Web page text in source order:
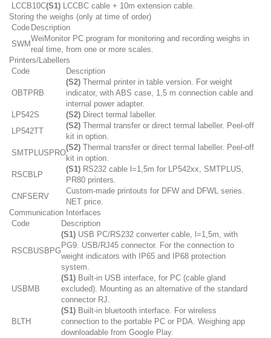
LCCB10C(S1) LCCBC cable + 10m extension cable.
Storing the weighs (only at time of order)
Code Description
SWM
WeiMonitor PC program for monitoring and recording weighs in
real time, from one or more scales.
Printers/Labellers
Code
Description
OBTPRB
(S2) Thermal printer in table version. For weight
indicator, with ABS case, 1,5 m connection cable and
internal power adapter.
LP542S
(S2) Direct termal labeller.
LP542TT
(S2) Thermal transfer or direct termal labeller. Peel-off
kit in option.
SMTPLUSPRO
(S2) Thermal transfer or direct termal labeller. Peel-off
kit in option.
RSCBLP
(S1) RS232 cable l=1,5m for LP542xx, SMTPLUS,
PR80 printers.
CNFSERV
Custom-made printouts for DFW and DFWL series.
NET price.
Communication Interfaces
Code
Description
RSCBUSBPG
(S1) USB PC/RS232 converter cable, l=1,5m, with
PG9. USB/RJ45 connector. For the connection to
weight indicators with IP65 and IP68 protection
system.
USBMB
(S1) Built-in USB interface, for PC (cable gland
excluded). Mounting as an alternative of the standard
connector RJ.
BLTH
(S1) Built-in bluetooth interface. For wireless
connection to the portable PC or PDA. Weighing app
downloadable from Google Play.